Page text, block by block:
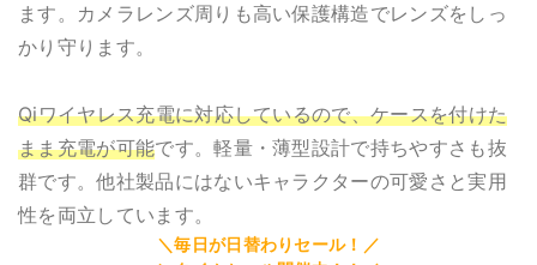
ます。カメラレンズ周りも高い保護構造でレンズをしっ
かり守ります。
Qiワイヤレス充電に対応しているので、ケースを付けた
まま充電が可能です。軽量・薄型設計で持ちやすさも抜
群です。他社製品にはないキャラクターの可愛さと実用
性を両立しています。